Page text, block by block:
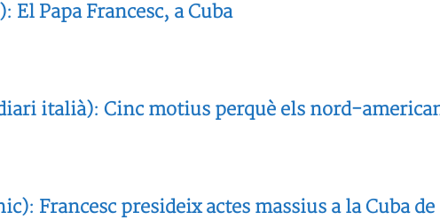
El Papa Francesc, a Cuba
(diari italià): Cinc motius perquè els nord-
Francesc presideix actes massius a la Cuba